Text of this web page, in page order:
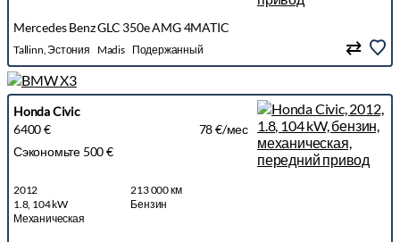
Mercedes Benz GLC 350e AMG 4MATIC
Tallinn, Эстония Madis Подержанный
Honda Civic
6400 €
78 €/мес
Сэкономьте 500 €
2012
213 000 км
1.8, 104 kW
Бензин
Механическая